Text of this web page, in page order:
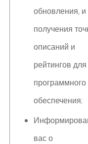
обновления, и
получения
описаний и
рейтингов для
программного
обеспечения;
вас о